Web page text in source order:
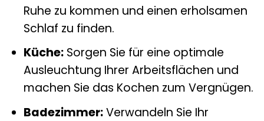
Ruhe zu kommen und einen erholsamen
Schlaf zu finden.
Küche:Sorgen Sie für eine optimale
Ausleuchtung Ihrer Arbeitsflächen und
machen Sie das Kochen zum Vergnügen.
Badezimmer:Verwandeln Sie Ihr